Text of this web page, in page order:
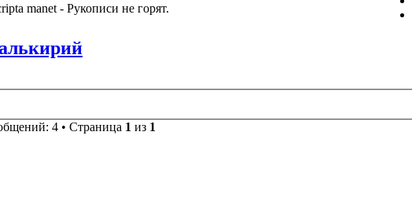
manet - Рукописи не горят.
4 • Страница 1 из 1